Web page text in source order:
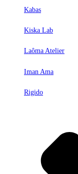
Kabas
Kiska Lab
Laôma Atelier
Iman Ama
Rigido